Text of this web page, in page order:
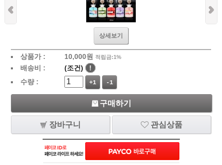
상세보기
상품가 : 10,000원 적립금:1%
배송비 : (조건)
!
수량 :
+1 -1
구매하기
장바구니 관심상품